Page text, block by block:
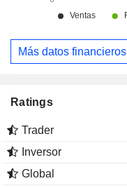
Más datos financieros
Ratings
Trader
Inversor
Global